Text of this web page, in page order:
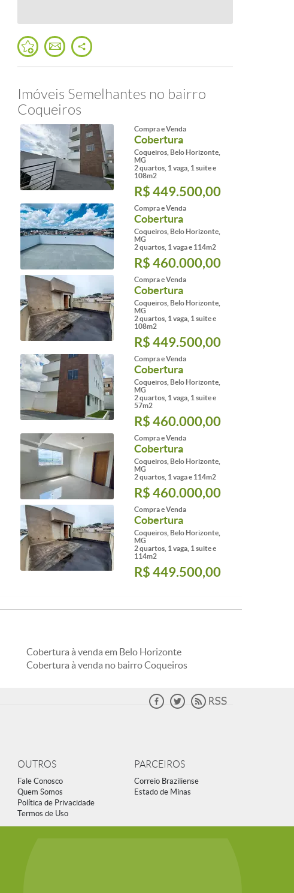
Imóveis Semelhantes no bairro
Coqueiros
Compra e Venda
Cobertura
Coqueiros, Belo Horizonte,
MG
2 quartos, 1 vaga, 1 suite e
108m2
R$ 449.500,00
Compra e Venda
Cobertura
Coqueiros, Belo Horizonte,
MG
2 quartos, 1 vaga e 114m2
R$ 460.000,00
Compra e Venda
Cobertura
Coqueiros, Belo Horizonte,
MG
2 quartos, 1 vaga, 1 suite e
108m2
R$ 449.500,00
Compra e Venda
Cobertura
Coqueiros, Belo Horizonte,
MG
2 quartos, 1 vaga, 1 suite e
57m2
R$ 460.000,00
Compra e Venda
Cobertura
Coqueiros, Belo Horizonte,
MG
2 quartos, 1 vaga e 114m2
R$ 460.000,00
Compra e Venda
Cobertura
Coqueiros, Belo Horizonte,
MG
2 quartos, 1 vaga, 1 suite e
114m2
R$ 449.500,00
Cobertura à venda em Belo Horizonte
Cobertura à venda no bairro Coqueiros
OUTROS
Fale Conosco
Quem Somos
Política de Privacidade
Termos de Uso
PARCEIROS
Correio Braziliense
Estado de Minas